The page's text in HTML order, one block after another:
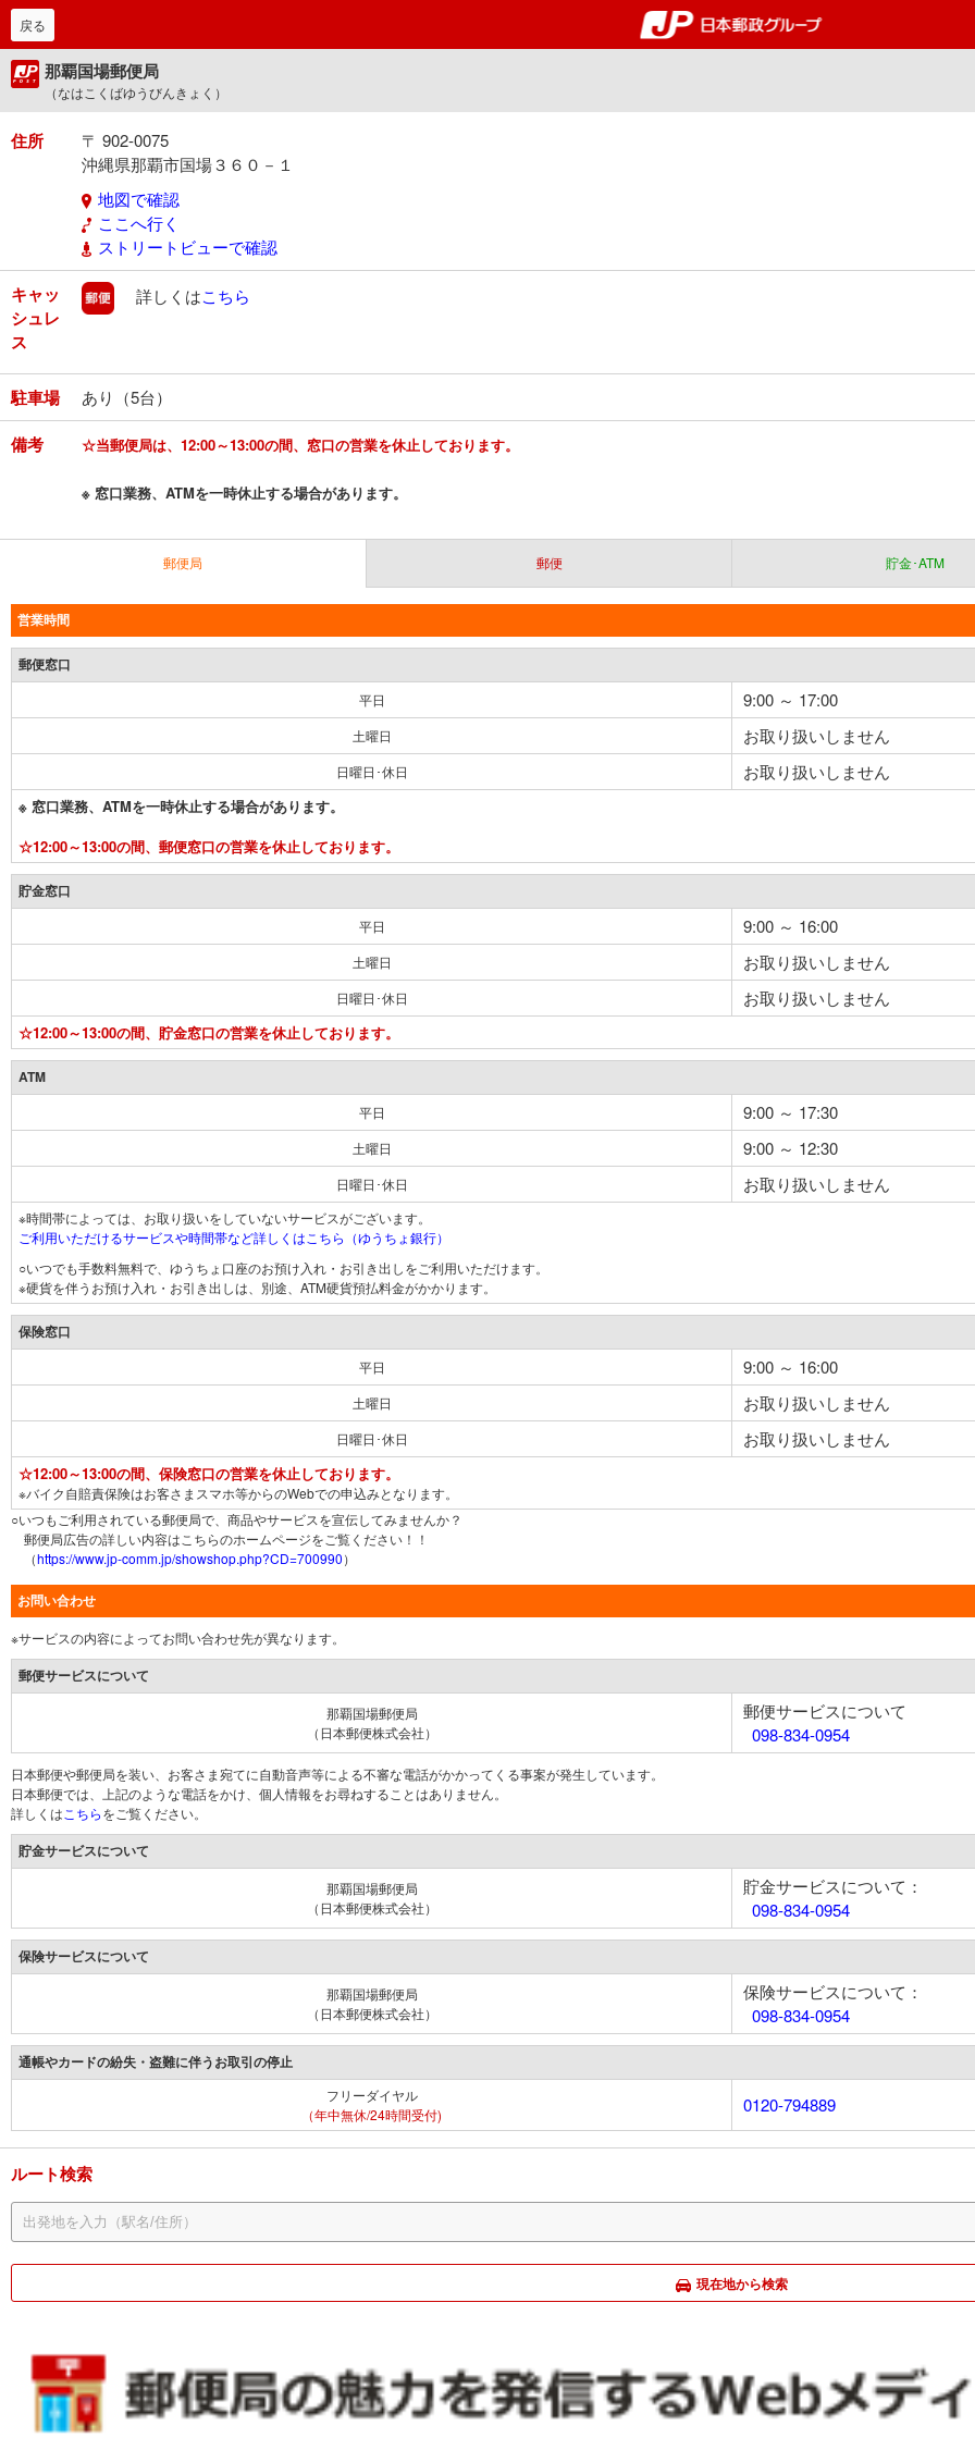
郵便局・日本郵政グルー
戻る
那覇国場郵便局
（なはこくばゆうびんきょく）
住所
〒 902-0075
沖縄県那覇市国場３６０－１
地図で確認
ここへ行く
ストリートビューで確認
キャッ
シュレ
ス
郵便
詳しくはこちら
駐車場 あり（5台）
備考 ☆当郵便局は、12:00～13:00の間、窓口の営業を休止しております。
※ 窓口業務、ATMを一時休止する場合があります。
郵便局 郵便 貯金･ATM
営業時間
郵便窓口
平日 9:00 ～ 17:00
土曜日 お取り扱いしません
日曜日･休日 お取り扱いしません
※ 窓口業務、ATMを一時休止する場合があります。
☆12:00～13:00の間、郵便窓口の営業を休止しております。
貯金窓口
平日 9:00 ～ 16:00
土曜日 お取り扱いしません
日曜日･休日 お取り扱いしません
☆12:00～13:00の間、貯金窓口の営業を休止しております。
ATM
平日 9:00 ～ 17:30
土曜日 9:00 ～ 12:30
日曜日･休日 お取り扱いしません
※時間帯によっては、お取り扱いをしていないサービスがございます。
ご利用いただけるサービスや時間帯など詳しくはこちら（ゆうちょ銀行）
○いつでも手数料無料で、ゆうちょ口座のお預け入れ・お引き出しをご利用いただけます。
※硬貨を伴うお預け入れ・お引き出しは、別途、ATM硬貨預払料金がかかります。
保険窓口
平日 9:00 ～ 16:00
土曜日 お取り扱いしません
日曜日･休日 お取り扱いしません
☆12:00～13:00の間、保険窓口の営業を休止しております。
※バイク自賠責保険はお客さまスマホ等からのWebでの申込みとなります。
○いつもご利用されている郵便局で、商品やサービスを宣伝してみませんか？
郵便局広告の詳しい内容はこちらのホームページをご覧ください！！
（https://www.jp-comm.jp/showshop.php?CD=700990）
お問い合わせ
※サービスの内容によってお問い合わせ先が異なります。
郵便サービスについて
那覇国場郵便局
（日本郵便株式会社）
郵便サービスについて
098-834-0954
日本郵便や郵便局を装い、お客さま宛てに自動音声等による不審な電話がかかってくる事案が発生しています。
日本郵便では、上記のような電話をかけ、個人情報をお尋ねすることはありません。
詳しくは こちらをご覧ください。
貯金サービスについて
那覇国場郵便局
（日本郵便株式会社）
貯金サービスについて：
098-834-0954
保険サービスについて
那覇国場郵便局
（日本郵便株式会社）
保険サービスについて：
098-834-0954
通帳やカードの紛失・盗難に伴うお取引の停止
フリーダイヤル
（年中無休/24時間受付)
0120-794889
ルート検索
現在地から検索